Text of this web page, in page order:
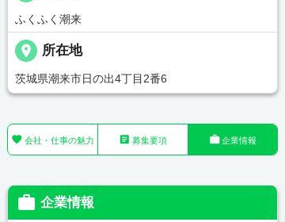
ふくふく潮来
place 所在地
茨城県潮来市日の出4丁目2番6
 会社・仕事の魅力  募集要項 企業情報
 企業情報